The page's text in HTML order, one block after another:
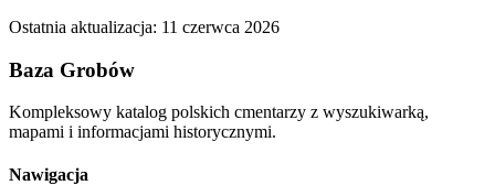
Ostatnia aktualizacja: 11 czerwca 2026
Baza Grobów
Kompleksowy katalog polskich cmentarzy z wyszukiwarką,
mapami i informacjami historycznymi.
Nawigacja